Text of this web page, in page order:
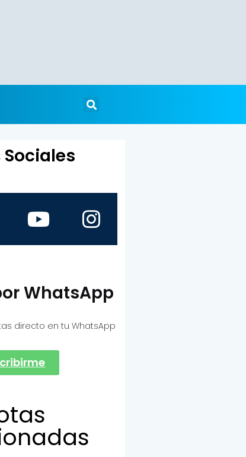
Sociales
WhatsApp
directo en tu WhatsApp